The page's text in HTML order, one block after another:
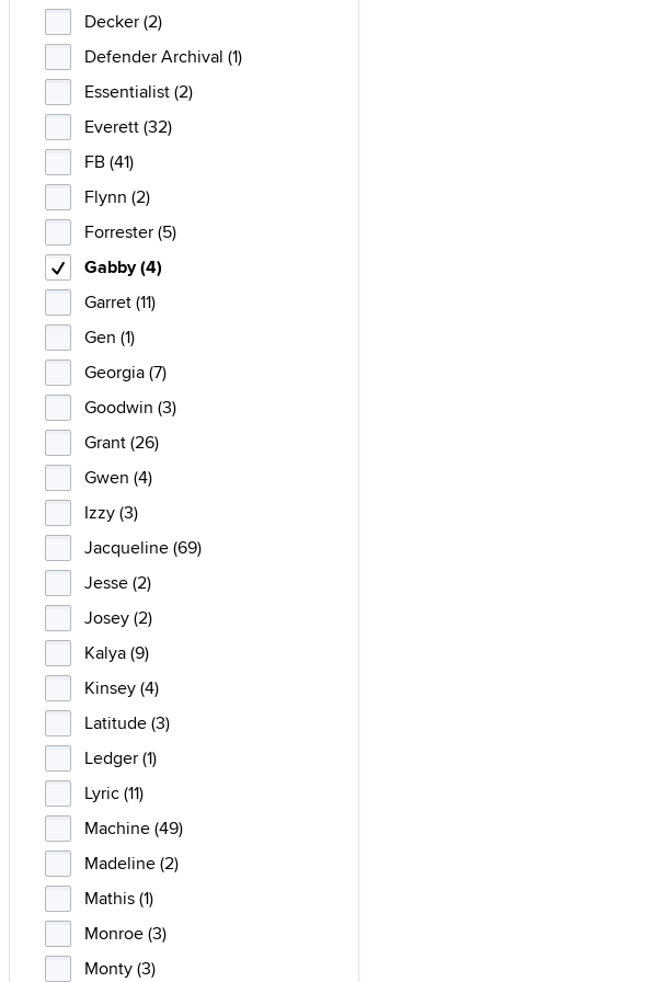
Decker (2)
Defender Archival (1)
Essentialist (2)
Everett (32)
FB (41)
Flynn (2)
Forrester (5)
Gabby (4)
Garret (11)
Gen (1)
Georgia (7)
Goodwin (3)
Grant (26)
Gwen (4)
Izzy (3)
Jacqueline (69)
Jesse (2)
Josey (2)
Kalya (9)
Kinsey (4)
Latitude (3)
Ledger (1)
Lyric (11)
Machine (49)
Madeline (2)
Mathis (1)
Monroe (3)
Monty (3)